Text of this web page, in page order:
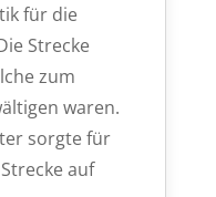
für die
Strecke
zum
waren.
sorgte für
auf